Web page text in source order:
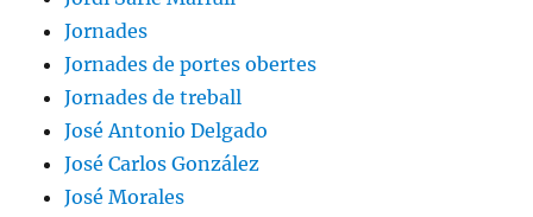
Jornades
Jornades de portes obertes
Jornades de treball
José Antonio Delgado
José Carlos González
José Morales